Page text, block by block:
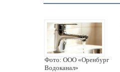
Фото: ООО «Оренбург
Водоканал»